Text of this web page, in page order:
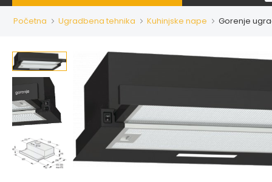
Početna Ugradbena tehnika Kuhinjske nape Gorenje